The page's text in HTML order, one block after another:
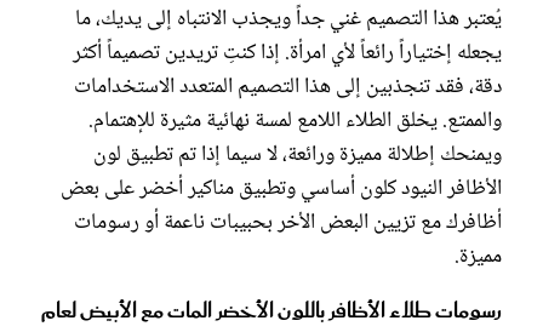
يُعتبر هذا التصميم غني جداً ويجذب الانتباه إلى يديك، ما
يجعله إختياراً رائعاً لأي امرأة. إذا كنتِ تريدين تصميماً أكثر
دقة، فقد تنجذبين إلى هذا التصميم المتعدد الاستخدامات
والممتع. يخلق الطلاء اللامع لمسة نهائية مثيرة للإهتمام.
ويمنحك إطلالة مميزة ورائعة، لا سيما إذا تم تطبيق لون
الأظافر النيود كلون أساسي وتطبيق مناكير أخضر على بعض
أظافرك مع تزيين البعض الأخر بحبيبات ناعمة أو رسومات
مميزة.
رسومات طلاء الأظافر باللون الأخضر المات مع الأبيض لعام